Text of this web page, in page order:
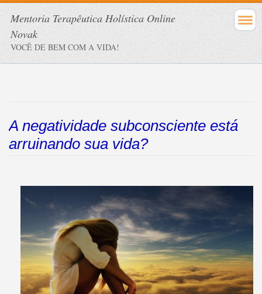
Mentoria Terapêutica Holística Online
Novak
VOCÊ DE BEM COM A VIDA!
A negatividade subconsciente está
arruinando sua vida?